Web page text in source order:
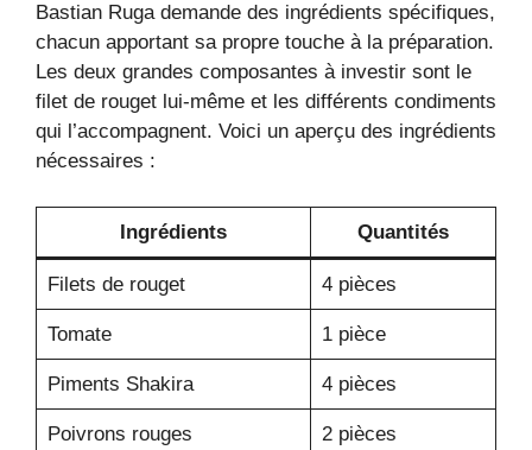
Bastian Ruga demande des ingrédients spécifiques,
chacun apportant sa propre touche à la préparation.
Les deux grandes composantes à investir sont le
filet de rouget lui-même et les différents condiments
qui l’accompagnent. Voici un aperçu des ingrédients
nécessaires :
Ingrédients Quantités
Filets de rouget 4 pièces
Tomate 1 pièce
Piments Shakira 4 pièces
Poivrons rouges 2 pièces